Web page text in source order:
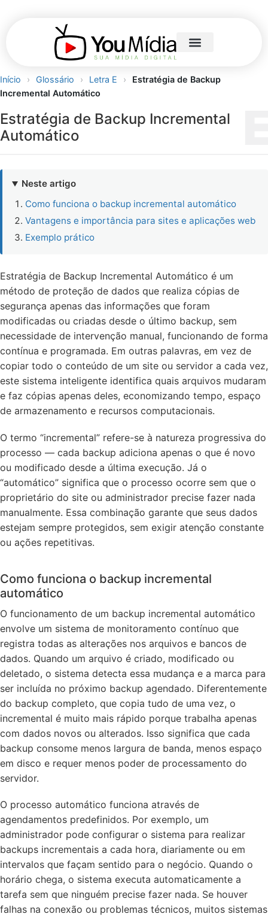
Início › Glossário › Letra E ›
Estratégia de Backup
Incremental Automático
Estratégia de Backup Incremental
Automático
Neste artigo
Como funciona o backup incremental automático
Vantagens e importância para sites e aplicações web
Exemplo prático
Estratégia de Backup Incremental Automático é um
método de proteção de dados que realiza cópias de
segurança apenas das informações que foram
modificadas ou criadas desde o último backup, sem
necessidade de intervenção manual, funcionando de forma
contínua e programada. Em outras palavras, em vez de
copiar todo o conteúdo de um site ou servidor a cada vez,
este sistema inteligente identifica quais arquivos mudaram
e faz cópias apenas deles, economizando tempo, espaço
de armazenamento e recursos computacionais.
O termo “incremental” refere-se à natureza progressiva do
processo — cada backup adiciona apenas o que é novo
ou modificado desde a última execução. Já o
“automático” significa que o processo ocorre sem que o
proprietário do site ou administrador precise fazer nada
manualmente. Essa combinação garante que seus dados
estejam sempre protegidos, sem exigir atenção constante
ou ações repetitivas.
Como funciona o backup incremental
automático
O funcionamento de um backup incremental automático
envolve um sistema de monitoramento contínuo que
registra todas as alterações nos arquivos e bancos de
dados. Quando um arquivo é criado, modificado ou
deletado, o sistema detecta essa mudança e a marca para
ser incluída no próximo backup agendado. Diferentemente
do backup completo, que copia tudo de uma vez, o
incremental é muito mais rápido porque trabalha apenas
com dados novos ou alterados. Isso significa que cada
backup consome menos largura de banda, menos espaço
em disco e requer menos poder de processamento do
servidor.
O processo automático funciona através de
agendamentos predefinidos. Por exemplo, um
administrador pode configurar o sistema para realizar
backups incrementais a cada hora, diariamente ou em
intervalos que façam sentido para o negócio. Quando o
horário chega, o sistema executa automaticamente a
tarefa sem que ninguém precise fazer nada. Se houver
falhas na conexão ou problemas técnicos, muitos sistemas